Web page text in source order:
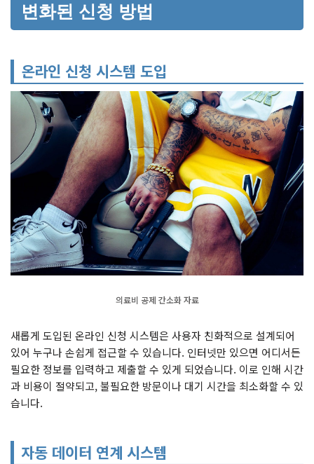
변화된 신청 방법
온라인 신청 시스템 도입
의료비 공제 간소화 자료
새롭게 도입된 온라인 신청 시스템은 사용자 친화적으로 설계되어
있어 누구나 손쉽게 접근할 수 있습니다. 인터넷만 있으면 어디서든
필요한 정보를 입력하고 제출할 수 있게 되었습니다. 이로 인해 시간
과 비용이 절약되고, 불필요한 방문이나 대기 시간을 최소화할 수 있
습니다.
자동 데이터 연계 시스템